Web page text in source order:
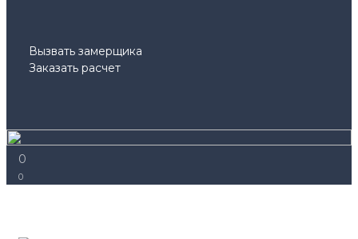
Вызвать замерщика
Заказать расчет
0
0